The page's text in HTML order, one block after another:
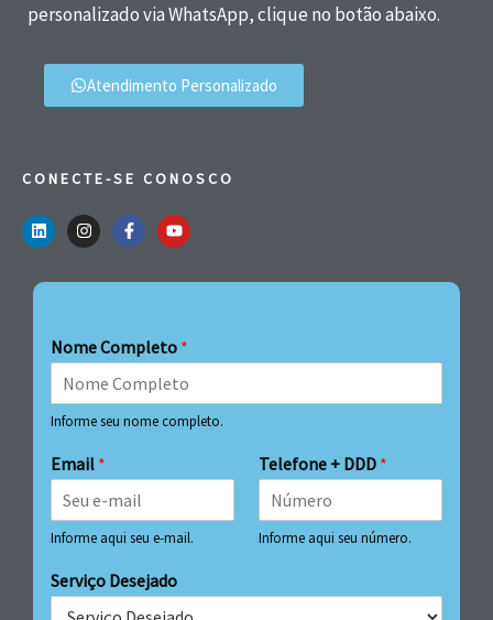
personalizado via WhatsApp, clique no botão abaixo.
Atendimento Personalizado
CONECTE-SE CONOSCO
Nome Completo *
Informe seu nome completo.
Email *
Informe aqui seu e-mail.
Telefone + DDD *
Informe aqui seu número.
Serviço Desejado